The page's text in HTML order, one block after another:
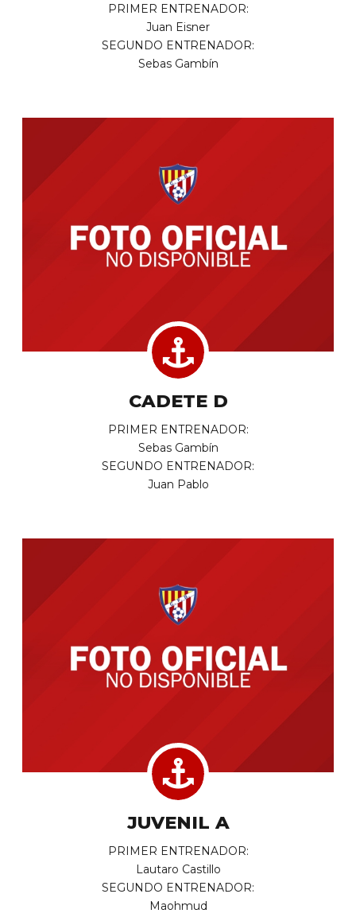
PRIMER ENTRENADOR:
Juan Eisner
SEGUNDO ENTRENADOR:
Sebas Gambín
CADETE D
PRIMER ENTRENADOR:
Sebas Gambín
SEGUNDO ENTRENADOR:
Juan Pablo
JUVENIL A
PRIMER ENTRENADOR:
Lautaro Castillo
SEGUNDO ENTRENADOR:
Maohmud